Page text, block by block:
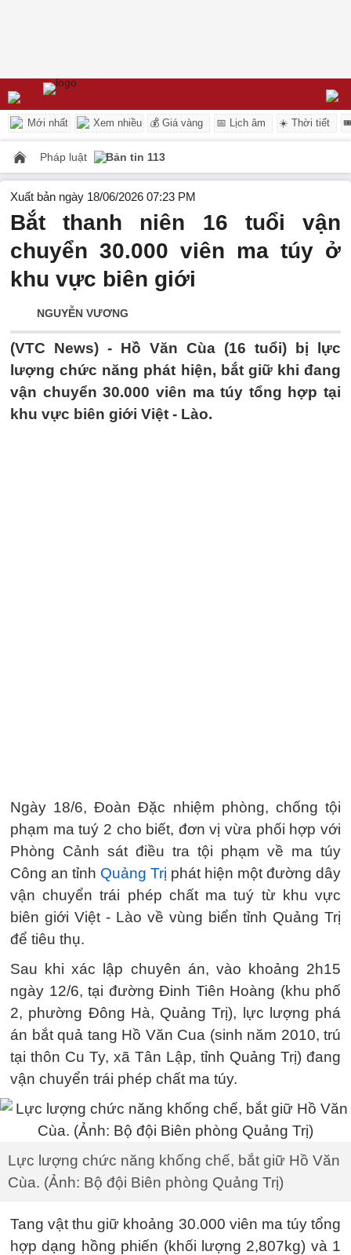
Mới nhất Xem nhiều 💰 Giá vàng 📅 Lịch âm ☀️ Thời tiết
Pháp luật Bản tin 113
Xuất bản ngày 18/06/2026 07:23 PM
Bắt thanh niên 16 tuổi vận
chuyển 30.000 viên ma túy ở
khu vực biên giới
NGUYỄN VƯƠNG
(VTC News) - Hồ Văn Cùa (16 tuổi) bị lực
lượng chức năng phát hiện, bắt giữ khi đang
vận chuyển 30.000 viên ma túy tổng hợp tại
khu vực biên giới Việt - Lào.
Ngày 18/6, Đoàn Đặc nhiệm phòng, chống tội
phạm ma tuý 2 cho biết, đơn vị vừa phối hợp với
Phòng Cảnh sát điều tra tội phạm về ma túy
Công an tỉnh Quảng Trị phát hiện một đường dây
vận chuyển trái phép chất ma tuý từ khu vực
biên giới Việt - Lào về vùng biển tỉnh Quảng Trị
để tiêu thụ.
Sau khi xác lập chuyên án, vào khoảng 2h15
ngày 12/6, tại đường Đinh Tiên Hoàng (khu phố
2, phường Đông Hà, Quảng Trị), lực lượng phá
án bắt quả tang Hồ Văn Cua (sinh năm 2010, trú
tại thôn Cu Ty, xã Tân Lập, tỉnh Quảng Trị) đang
vận chuyển trái phép chất ma túy.
Lực lượng chức năng khống chế, bắt giữ Hồ Văn
Cùa. (Ảnh: Bộ đội Biên phòng Quảng Trị)
Tang vật thu giữ khoảng 30.000 viên ma túy tổng
hợp dạng hồng phiến (khối lượng 2,807kg) và 1